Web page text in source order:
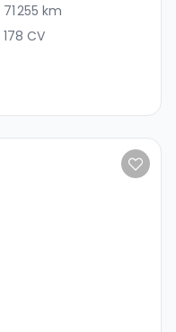
71 255 km
178 CV